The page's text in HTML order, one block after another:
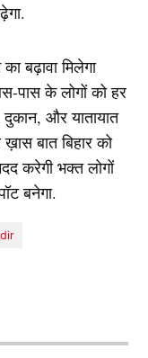
बढ़ावा मिलेगा
के लोगों को हर
और यातायात
बात बिहार को
करेगी भक्त लोगों
बनेगा.